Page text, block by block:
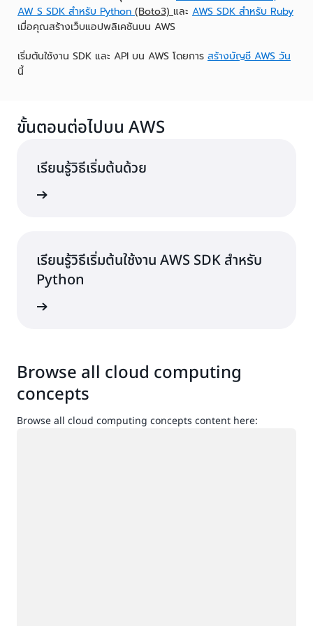
AW S SDK สำหรับ Python (Boto3) และ AWS SDK สำหรับ Ruby
เมื่อคุณสร้างเว็บแอปพลิเคชันบน AWS
เริ่มต้นใช้งาน SDK และ API บน AWS โดยการ สร้างบัญชี AWS วัน
นี้
ขั้นตอนต่อไปบน AWS
เรียนรู้วิธีเริ่มต้นด้วย
เรียนรู้วิธีเริ่มต้นใช้งาน AWS SDK สำหรับ
Python
Browse all cloud computing
concepts
Browse all cloud computing concepts content here: